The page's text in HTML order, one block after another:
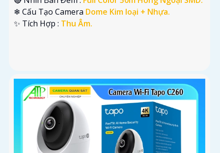
❄ Cấu Tạo Camera Dome Kim loại + Nhựa.
️✨ Tích Hợp : Thu Âm.